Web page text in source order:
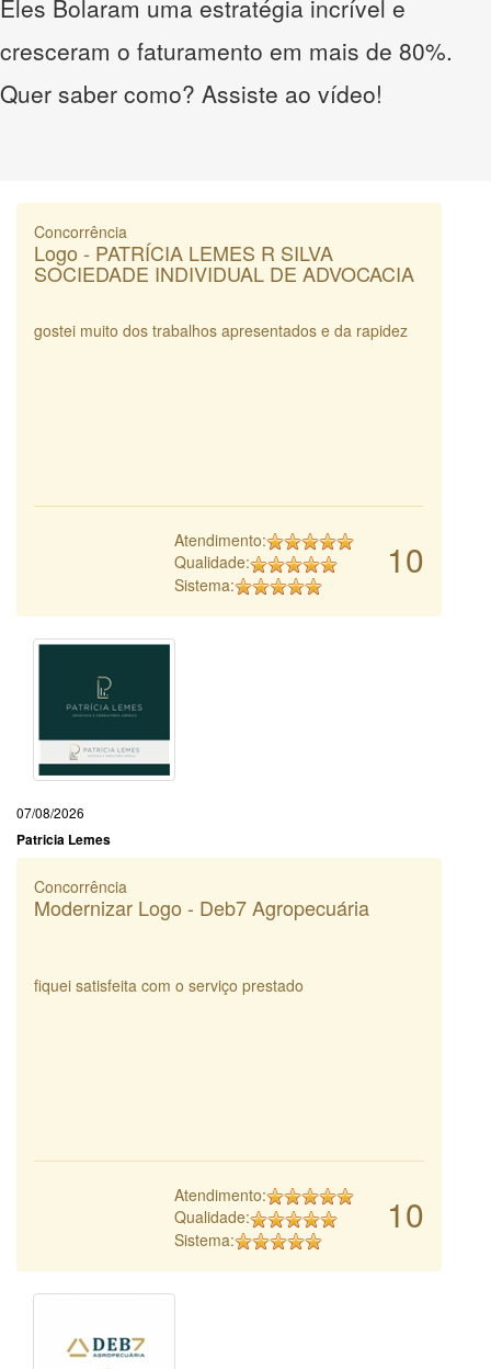
Eles Bolaram uma estratégia incrível e
cresceram o faturamento em mais de 80%.
Quer saber como? Assiste ao vídeo!
Concorrência
Logo - PATRÍCIA LEMES R SILVA
SOCIEDADE INDIVIDUAL DE ADVOCACIA
gostei muito dos trabalhos apresentados e da rapidez
10
Atendimento:
Qualidade:
Sistema:
07/08/2026
Patricia Lemes
Concorrência
Modernizar Logo - Deb7 Agropecuária
fiquei satisfeita com o serviço prestado
10
Atendimento:
Qualidade:
Sistema: